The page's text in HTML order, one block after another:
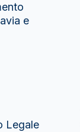
e
Legale